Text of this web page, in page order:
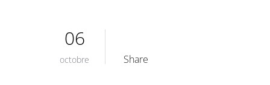
06
octobre Share